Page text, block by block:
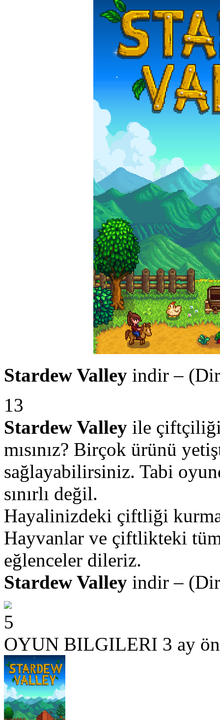
Stardew Valley indir –
13
Stardew Valley ile
mısınız? Birçok ürünü
sağlayabilirsiniz. Tabi
sınırlı değil.
Hayalinizdeki çiftliği
Hayvanlar ve çiftlikteki
eğlenceler dileriz.
Stardew Valley indir –
5
OYUN BILGILERI 3 ay